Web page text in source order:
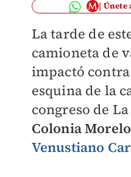
Únete
La tarde de
camioneta de
impactó
esquina de la
congreso de
Colonia
Venustiano